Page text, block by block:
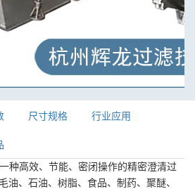
尺寸规格 行业应用
种高效、节能、密闭操作的精密澄清过
毛油、 石油、 树脂、食品、制药、 聚醚、